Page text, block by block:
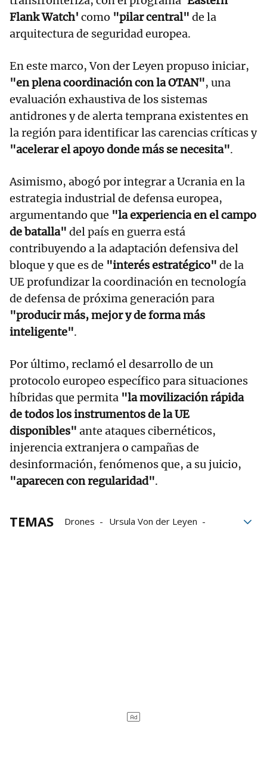
Flank Watch' como "pilar central" de la
arquitectura de seguridad europea.
En este marco, Von der Leyen propuso iniciar,
"en plena coordinación con la OTAN", una
evaluación exhaustiva de los sistemas
antidrones y de alerta temprana existentes en
la región para identificar las carencias críticas y
"acelerar el apoyo donde más se necesita".
Asimismo, abogó por integrar a Ucrania en la
estrategia industrial de defensa europea,
argumentando que "la experiencia en el campo
de batalla" del país en guerra está
contribuyendo a la adaptación defensiva del
bloque y que es de "interés estratégico" de la
UE profundizar la coordinación en tecnología
de defensa de próxima generación para
"producir más, mejor y de forma más
inteligente".
Por último, reclamó el desarrollo de un
protocolo europeo específico para situaciones
híbridas que permita "la movilización rápida
de todos los instrumentos de la UE
disponibles" ante ataques cibernéticos,
injerencia extranjera o campañas de
desinformación, fenómenos que, a su juicio,
"aparecen con regularidad".
TEMAS Drones
Ursula Von der Leyen